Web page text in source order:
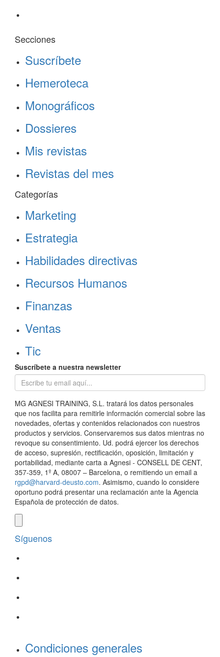
Secciones
Suscríbete
Hemeroteca
Monográficos
Dossieres
Mis revistas
Revistas del mes
Categorías
Marketing
Estrategia
Habilidades directivas
Recursos Humanos
Finanzas
Ventas
Tic
Suscríbete a nuestra newsletter
MG AGNESI TRAINING, S.L. tratará los datos personales
que nos facilita para remitirle información comercial sobre las
novedades, ofertas y contenidos relacionados con nuestros
productos y servicios. Conservaremos sus datos mientras no
revoque su consentimiento. Ud. podrá ejercer los derechos
de acceso, supresión, rectificación, oposición, limitación y
portabilidad, mediante carta a Agnesi - CONSELL DE CENT,
357-359, 1º A, 08007 – Barcelona, o remitiendo un email a
rgpd@harvard-deusto.com. Asimismo, cuando lo considere
oportuno podrá presentar una reclamación ante la Agencia
Española de protección de datos.
Síguenos
Condiciones generales